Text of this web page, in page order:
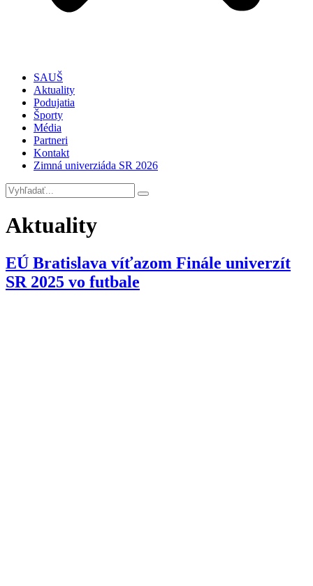
SAUŠ
Aktuality
Podujatia
Športy
Média
Partneri
Kontakt
Zimná univerziáda SR 2026
Aktuality
EÚ Bratislava víťazom Finále univerzít
SR 2025 vo futbale